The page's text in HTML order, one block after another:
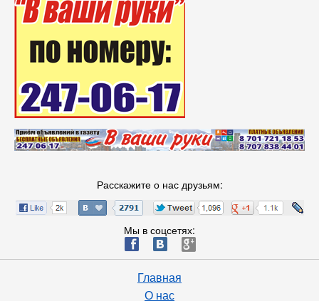
Расскажите о нас друзьям:
Мы в соцсетях:
ä æ è
Главная
О нас